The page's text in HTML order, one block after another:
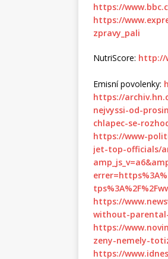
https://
https://
zpravy_pali
NutriScore: http://
Emisní povolenky:
https://
nejvyssi-od-
chlapec-se-
https://www-
jet-top-officials/
https://
without-parental-
https://
zeny-nemely-
https://